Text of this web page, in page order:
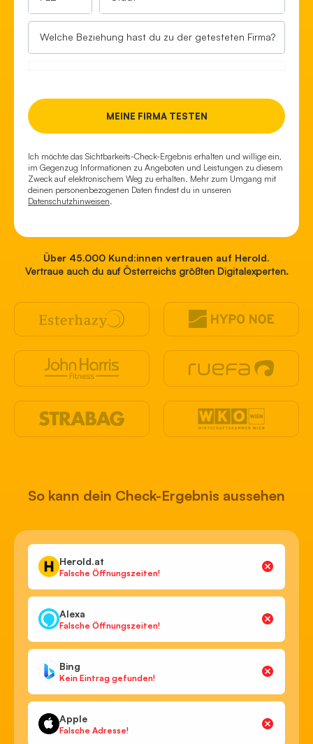
Über 45.000 Kund:innen vertrauen auf Herold.
Vertraue auch du auf Österreichs größten Digitalexperten.
Welche Beziehung hast du zu der getesteten Firma?
Ich möchte das Sichtbarkeits-Check-Ergebnis erhalten und willige ein,
im Gegenzug Informationen zu Angeboten und Leistungen zu diesem
Zweck auf elektronischem Weg zu erhalten. Mehr zum Umgang mit
deinen personenbezogenen Daten findest du in unseren
Datenschutzhinweisen
So kann dein Check-Ergebnis aussehen
Herold.at
Falsche Öffnungszeiten!
Alexa
Falsche Öffnungszeiten!
Bing
Kein Eintrag gefunden!
Apple
Falsche Adresse!